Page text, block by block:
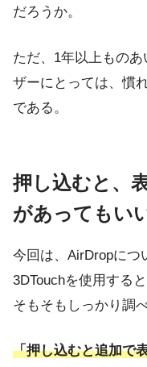
だろうか。
ただ、1年以上もの
ザーにとっては、慣
である。
押し込むと、
があってもい
今回は、AirDropにつ
3DTouchを使用する
そもそもしっかり調
「押し込むと追加で